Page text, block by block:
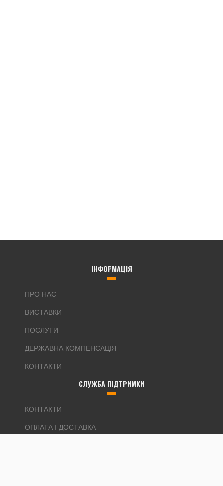
ІНФОРМАЦІЯ
ПРО НАС
ВИСТАВКИ
ПОСЛУГИ
ДЕРЖАВНА КОМПЕНСАЦІЯ
КОНТАКТИ
СЛУЖБА ПІДТРИМКИ
КОНТАКТИ
ОПЛАТА І ДОСТАВКА